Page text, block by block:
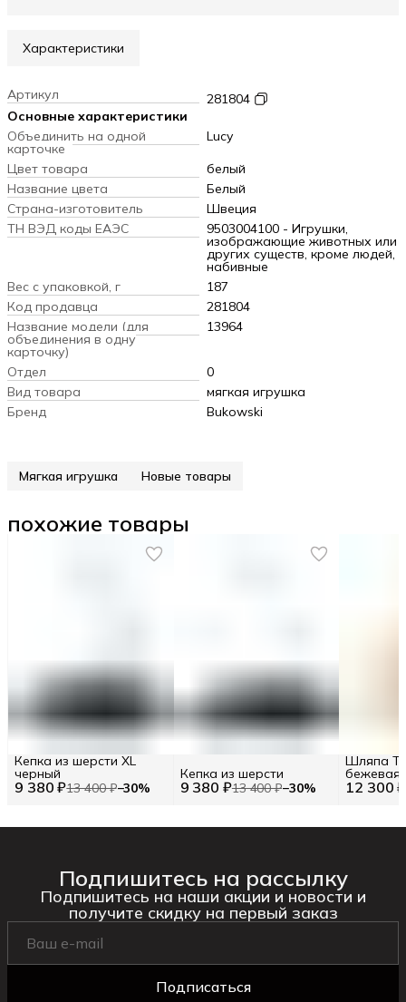
Характеристики
Артикул
281804
Основные характеристики
Объединить на одной
карточке
Lucy
Цвет товара
белый
Название цвета
Белый
Страна-изготовитель
Швеция
ТН ВЭД коды ЕАЭС
9503004100 - Игрушки,
изображающие животных или
других существ, кроме людей,
набивные
Вес с упаковкой, г
187
Код продавца
281804
Название модели (для
объединения в одну
карточку)
13964
Отдел
0
Вид товара
мягкая игрушка
Бренд
Bukowski
Мягкая игрушка Новые товары
похожие товары
9 380 ₽13 400 ₽−30%
Кепка из шерсти XL
черный
9 380 ₽13 400 ₽−30%
Кепка из шерсти
12 300 ₽
Шляпа
бежевая
Подпишитесь на рассылку
Подпишитесь на наши акции и новости и
получите скидку на первый заказ
Подписаться